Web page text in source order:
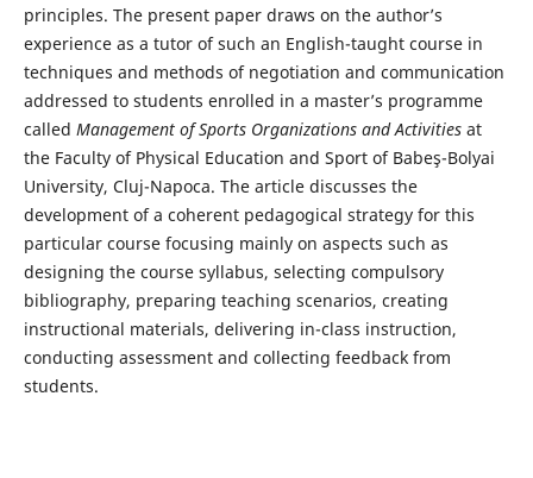
principles. The present paper draws on the author’s
experience as a tutor of such an English-taught course in
techniques and methods of negotiation and communication
addressed to students enrolled in a master’s programme
called Management of Sports Organizations and Activitiesat
the Faculty of Physical Education and Sport of Babeş-Bolyai
University, Cluj-Napoca. The article discusses the
development of a coherent pedagogical strategy for this
particular course focusing mainly on aspects such as
designing the course syllabus, selecting compulsory
bibliography, preparing teaching scenarios, creating
instructional materials, delivering in-class instruction,
conducting assessment and collecting feedback from
students.